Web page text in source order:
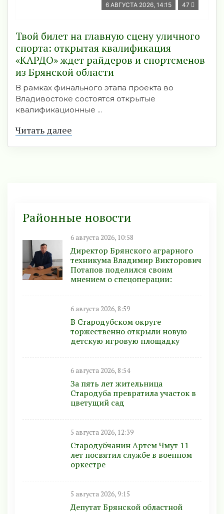
6 АВГУСТА 2026, 14:15 47
Твой билет на главную сцену уличного
спорта: открытая квалификация
«КАРДО» ждет райдеров и спортсменов
из Брянской области
В рамках финального этапа проекта во
Владивостоке состоятся открытые
квалификационные ...
Читать далее
Районные новости
6 августа 2026, 10:58
Директор Брянского аграрного
техникума Владимир Викторович
Потапов поделился своим
мнением о спецоперации:
6 августа 2026, 8:59
В Стародубском округе
торжественно открыли новую
детскую игровую площадку
6 августа 2026, 8:54
За пять лет жительница
Стародуба превратила участок в
цветущий сад
5 августа 2026, 12:39
Стародубчанин Артем Чмут 11
лет посвятил службе в военном
оркестре
5 августа 2026, 9:15
Депутат Брянской областной